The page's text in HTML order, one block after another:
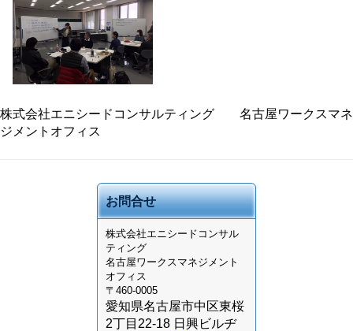
株式会社エニシードコンサルティング 名古屋ワークスマネ
ジメントオフィス
お問合せ
株式会社エニシードコンサル
ティング
名古屋ワークスマネジメント
オフィス
〒460-0005
愛知県名古屋市中区東桜
2丁目22-18 日興ビルヂ